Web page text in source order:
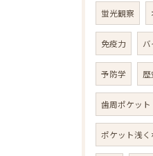
蛍光観察
免疫力
予防学 歴
歯周ポケット
ポケット浅く